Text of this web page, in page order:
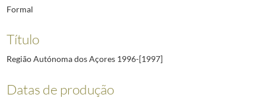
Formal
Título
Região Autónoma dos Açores 1996-[1997]
Datas de produção